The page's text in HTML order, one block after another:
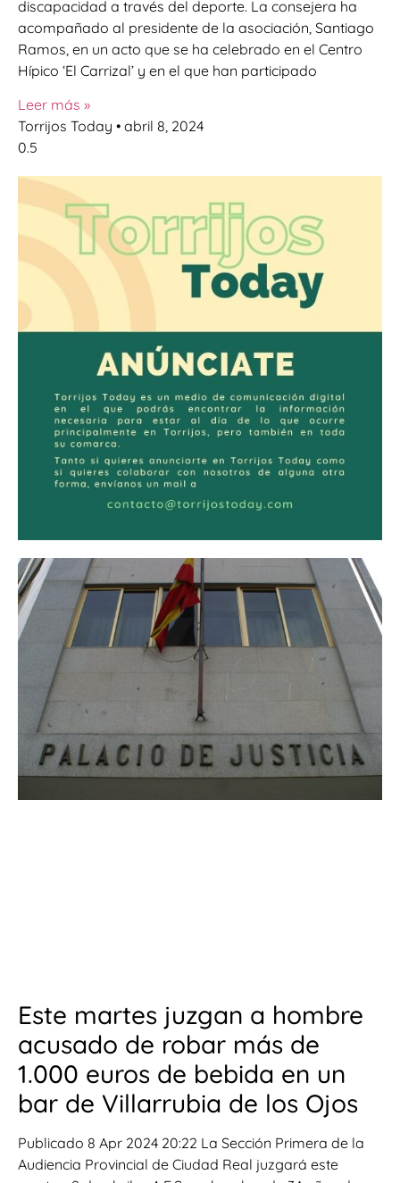
discapacidad a través del deporte. La consejera ha
acompañado al presidente de la asociación, Santiago
Ramos, en un acto que se ha celebrado en el Centro
Hípico ‘El Carrizal’ y en el que han participado
Leer más »
Torrijos Today
abril 8, 2024
Este martes juzgan a hombre
acusado de robar más de
1.000 euros de bebida en un
bar de Villarrubia de los Ojos
Publicado 8 Apr 2024 20:22 La Sección Primera de la
Audiencia Provincial de Ciudad Real juzgará este